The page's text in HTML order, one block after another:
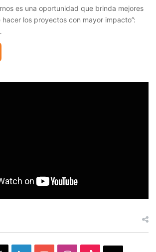
es una oportunidad que brinda mejores
los proyectos con mayor impacto”: